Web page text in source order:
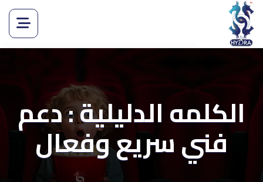
الكلمه الدليلية : دعم
فني سريع وفعال